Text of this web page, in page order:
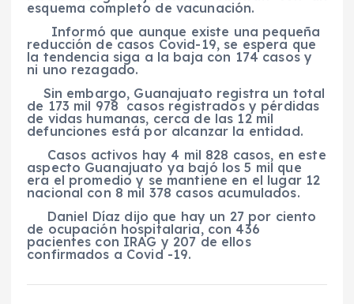
esquema completo de vacunación.
Informó que aunque existe una pequeña
reducción de casos Covid-19, se espera que
la tendencia siga a la baja con 174 casos y
ni uno rezagado.
Sin embargo, Guanajuato registra un total
de 173 mil 978 casos registrados y pérdidas
de vidas humanas, cerca de las 12 mil
defunciones está por alcanzar la entidad.
Casos activos hay 4 mil 828 casos, en este
aspecto Guanajuato ya bajó los 5 mil que
era el promedio y se mantiene en el lugar 12
nacional con 8 mil 378 casos acumulados.
Daniel Díaz dijo que hay un 27 por ciento
de ocupación hospitalaria, con 436
pacientes con IRAG y 207 de ellos
confirmados a Covid -19.